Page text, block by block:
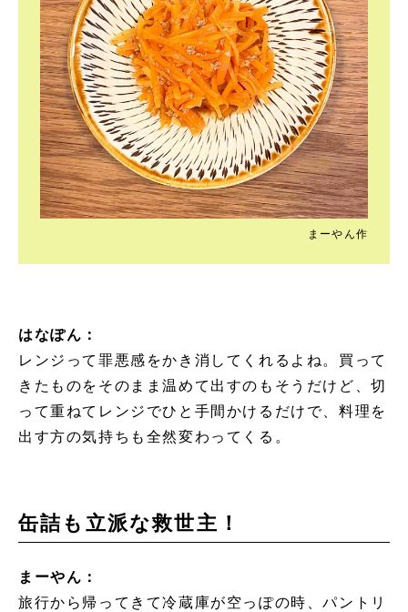
まーやん作
はなぽん：
レンジって罪悪感をかき消してくれるよね。買って
きたものをそのまま温めて出すのもそうだけど、切
って重ねてレンジでひと手間かけるだけで、料理を
出す方の気持ちも全然変わってくる。
缶詰も立派な救世主！
まーやん：
旅行から帰ってきて冷蔵庫が空っぽの時、パントリ